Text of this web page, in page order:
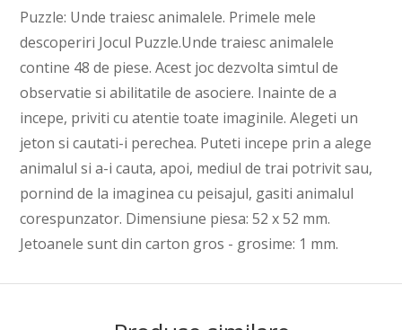
Puzzle: Unde traiesc animalele. Primele mele
descoperiri Jocul Puzzle.Unde traiesc animalele
contine 48 de piese. Acest joc dezvolta simtul de
observatie si abilitatile de asociere. Inainte de a
incepe, priviti cu atentie toate imaginile. Alegeti un
jeton si cautati-i perechea. Puteti incepe prin a alege
animalul si a-i cauta, apoi, mediul de trai potrivit sau,
pornind de la imaginea cu peisajul, gasiti animalul
corespunzator. Dimensiune piesa: 52 x 52 mm.
Jetoanele sunt din carton gros - grosime: 1 mm.